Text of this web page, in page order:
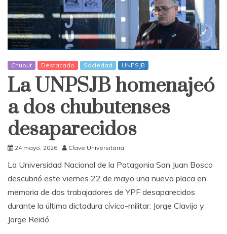
Chubut Destacado Sociedad UNPSJB
La UNPSJB homenajeó
a dos chubutenses
desaparecidos
24 mayo, 2026 Clave Universitaria
La Universidad Nacional de la Patagonia San Juan Bosco
descubrió este viernes 22 de mayo una nueva placa en
memoria de dos trabajadores de YPF desaparecidos
durante la última dictadura cívico-militar: Jorge Clavijo y
Jorge Reidó.